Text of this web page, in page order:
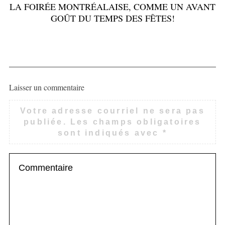
LA FOIRÉE MONTRÉALAISE, COMME UN AVANT
GOÛT DU TEMPS DES FÊTES!
Laisser un commentaire
Votre adresse courriel ne sera pas
publiée.
Les champs obligatoires
sont indiqués avec *